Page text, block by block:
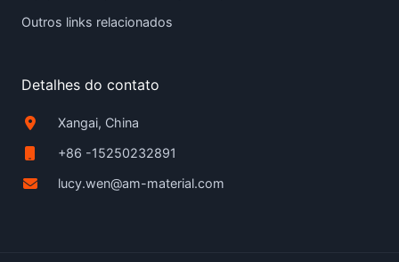
Outros links relacionados
Detalhes do contato
Xangai, China
+86 -15250232891
lucy.wen@am-material.com